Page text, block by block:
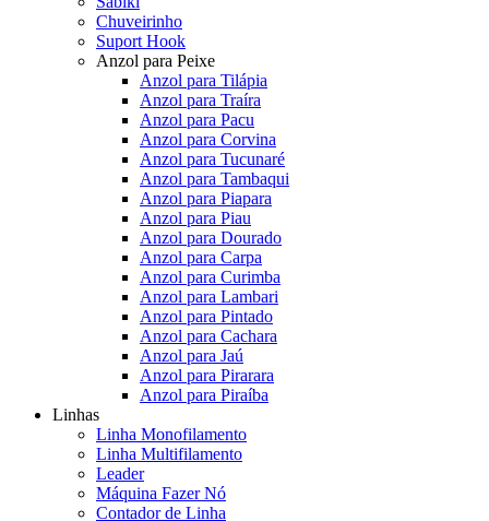
Chuveirinho
Suport Hook
Anzol para Peixe
Anzol para Tilápia
Anzol para Traíra
Anzol para Pacu
Anzol para Corvina
Anzol para Tucunaré
Anzol para Tambaqui
Anzol para Piapara
Anzol para Piau
Anzol para Dourado
Anzol para Carpa
Anzol para Curimba
Anzol para Lambari
Anzol para Pintado
Anzol para Cachara
Anzol para Jaú
Anzol para Pirarara
Anzol para Piraíba
Linhas
Linha Monofilamento
Linha Multifilamento
Leader
Máquina Fazer Nó
Contador de Linha